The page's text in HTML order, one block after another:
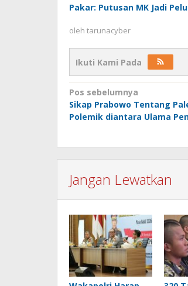
Pakar: Putusan MK Jadi
oleh tarunacyber
Ikuti Kami Pada
Navigasi
pos
Pos sebelumnya
Sikap Prabowo Tentang
Polemik diantara Ulama
Jangan Lewatkan